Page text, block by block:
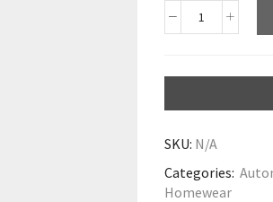
SKU: N/A
Categories:
Homewear